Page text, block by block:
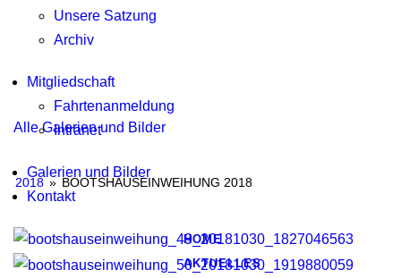
Unsere Satzung
Archiv
Mitgliedschaft
Fahrtenanmeldung
Intranet
Galerien und Bilder
Kontakt
HOME
AKTUELLES
Alle Galerien und Bilder
2018 » BOOTSHAUSEINWEIHUNG 2018